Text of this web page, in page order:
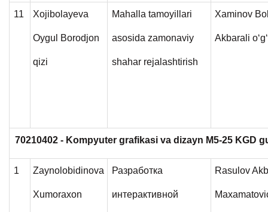
11 Xojibolayeva
Oygul Borodjon
qizi
Mahalla tamoyillari
asosida zamonaviy
shahar rejalashtirish
Xaminov
Akbarali
70210402 - Kompyuter grafikasi va dizayn M5-25 KGD
1 Zaynolobidinova
Xumoraxon
Разработка
интерактивной
Rasulov